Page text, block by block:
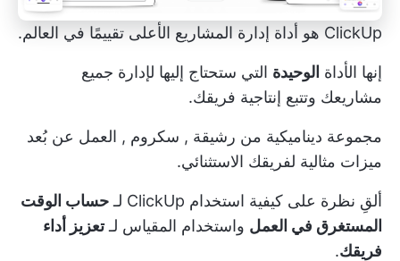
ClickUp هو أداة إدارة المشاريع الأعلى تقييمًا في العالم.
إنها الأداة الوحيدة التي ستحتاج إليها لإدارة جميع
مشاريعك وتتبع إنتاجية فريقك.
مجموعة ديناميكية من رشيقة , سكروم , العمل عن بُعد
ميزات مثالية لفريقك الاستثنائي.
ألقِ نظرة على كيفية استخدام ClickUp لـ
حساب الوقت
المستغرق في العمل واستخدام المقياس لـتعزيز أداء
فريقك.